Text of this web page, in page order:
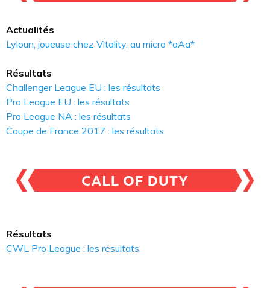
Actualités
Lyloun, joueuse chez Vitality, au micro *aAa*
Résultats
Challenger League EU : les résultats
Pro League EU : les résultats
Pro League NA : les résultats
Coupe de France 2017 : les résultats
Résultats
CWL Pro League : les résultats